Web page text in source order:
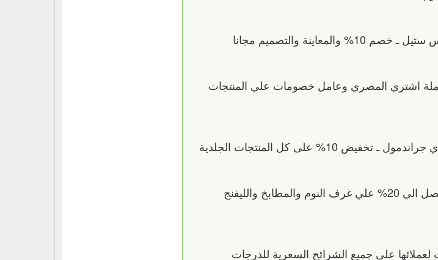
اشتري المصري وعامل خصومات علي المنتجات
23- شركة سمارت هومستورز للتصميم الداخلي والاثاث تقدم ـ خصم يصل الي 20% علي غرف النوم والمطابخ والليفنج
وأيضا رحلات لعملائها على جميع الشرائح السعرية للدرجات